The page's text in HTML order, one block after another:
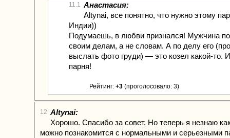
11.1 Анастасия:
Altynai, все понятно, что нужно этому
Индии))
Подумаешь, в любви признался! Мужчина
своим делам, а не словам. А по делу его
выслать фото груди) — это козел какой-то.
парня!
Рейтинг: +3 (проголосовало: 3)
12 Altynai:
Хорошо. Спасибо за совет. Но теперь я незнаю
можно познакомится с нормальными и серьезными